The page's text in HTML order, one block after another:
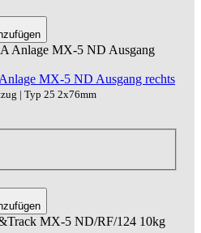
MX-5 ND Ausgang rechts
| Typ 25 2x76mm